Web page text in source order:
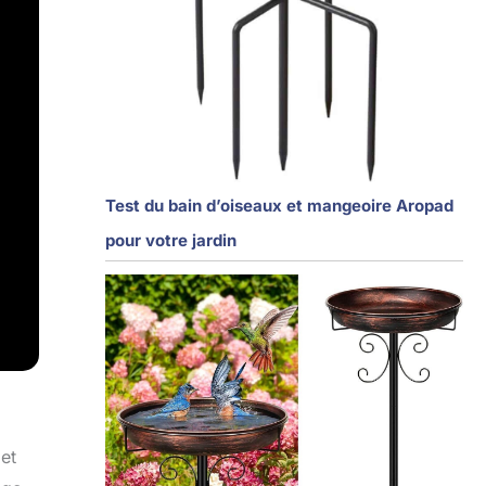
Test du bain d’oiseaux et mangeoire Aropad
pour votre jardin